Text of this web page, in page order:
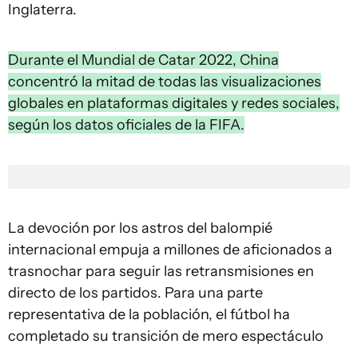
Inglaterra.
Durante el Mundial de Catar 2022, China
concentró la mitad de todas las visualizaciones
globales en plataformas digitales y redes sociales,
según los datos oficiales de la FIFA.
La devoción por los astros del balompié
internacional empuja a millones de aficionados a
trasnochar para seguir las retransmisiones en
directo de los partidos. Para una parte
representativa de la población, el fútbol ha
completado su transición de mero espectáculo